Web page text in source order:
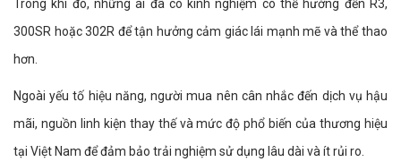
Trong khi đó, những ai đã có kinh nghiệm có thể hướng đến R3,
300SR hoặc 302R để tận hưởng cảm giác lái mạnh mẽ và thể thao
hơn.
Ngoài yếu tố hiệu năng, người mua nên cân nhắc đến dịch vụ hậu
mãi, nguồn linh kiện thay thế và mức độ phổ biến của thương hiệu
tại Việt Nam để đảm bảo trải nghiệm sử dụng lâu dài và ít rủi ro.